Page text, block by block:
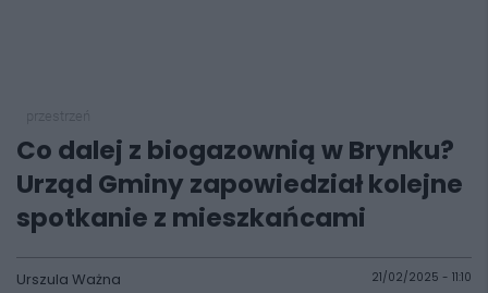
Co dalej z biogazownią w Brynku?
Urząd Gminy zapowiedział kolejne
spotkanie z mieszkańcami
Urszula Ważna 21/02/2025 - 11:10